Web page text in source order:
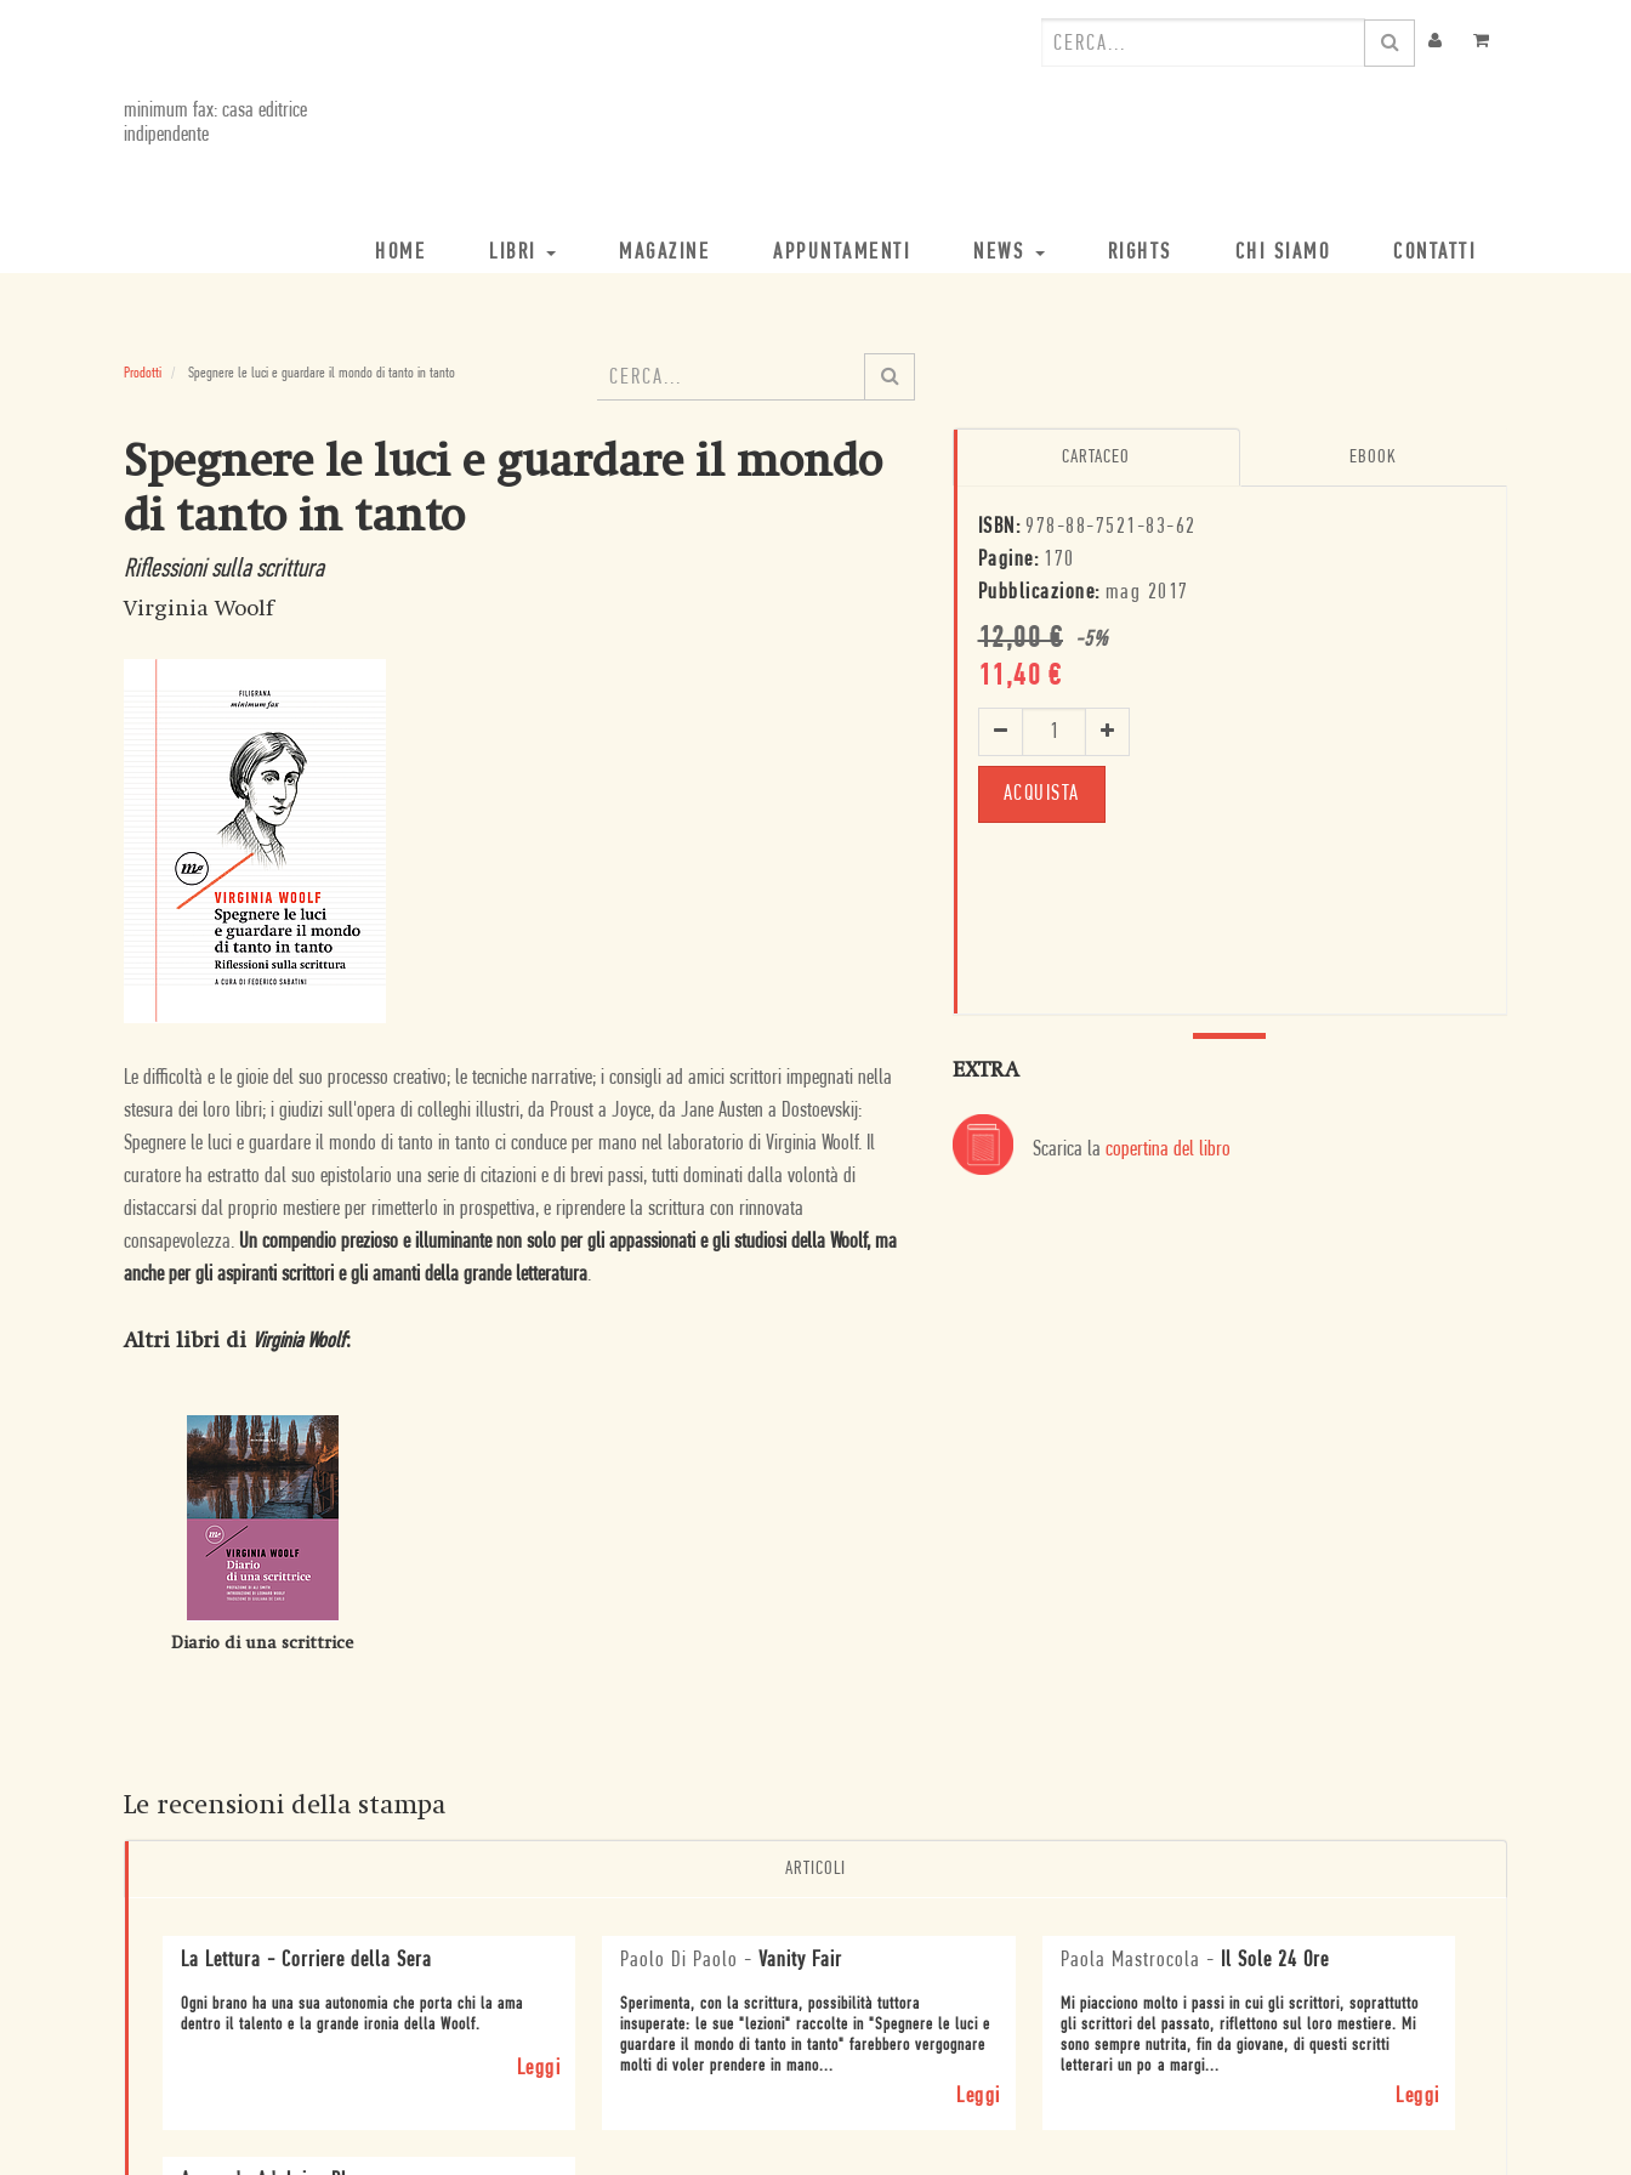
minimum fax: casa editrice
indipendente
HOME LIBRI MAGAZINE APPUNTAMENTI NEWS RIGHTS CHI SIAMO CONTATTI
Prodotti Spegnere le luci e guardare il mondo di tanto in tanto
Spegnere le luci e guardare il mondo
di tanto in tanto
Riflessioni sulla scrittura
Virginia Woolf
Le difficoltà e le gioie del suo processo creativo; le tecniche narrative; i consigli ad amici scrittori impegnati nella
stesura dei loro libri; i giudizi sull'opera di colleghi illustri, da Proust a Joyce, da Jane Austen a Dostoevskij:
Spegnere le luci e guardare il mondo di tanto in tanto ci conduce per mano nel laboratorio di Virginia Woolf. Il
curatore ha estratto dal suo epistolario una serie di citazioni e di brevi passi, tutti dominati dalla volontà di
distaccarsi dal proprio mestiere per rimetterlo in prospettiva, e riprendere la scrittura con rinnovata
consapevolezza. Un compendio prezioso e illuminante non solo per gli appassionati e gli studiosi della Woolf, ma
anche per gli aspiranti scrittori e gli amanti della grande letteratura.
CARTACEO EBOOK
ISBN: 978-88-7521-83-62
Pagine: 170
Pubblicazione: mag 2017
12,00€ -5%
11,40 €
ACQUISTA
EXTRA
Scarica la copertina del libro
Altri libri di Virginia Woolf:
Diario di una scrittrice
Le recensioni della stampa
ARTICOLI
La Lettura - Corriere della Sera
Ogni brano ha una sua autonomia che porta chi la ama
dentro il talento e la grande ironia della Woolf.
Leggi
Paolo Di Paolo -Vanity Fair
Sperimenta, con la scrittura, possibilità tuttora
insuperate: le sue "lezioni" raccolte in "Spegnere le luci e
guardare il mondo di tanto in tanto" farebbero vergognare
molti di voler prendere in mano...
Leggi
Paola Mastrocola - Il Sole 24 Ore
Mi piacciono molto i passi in cui gli scrittori, soprattutto
gli scrittori del passato, riflettono sul loro mestiere. Mi
sono sempre nutrita, fin da giovane, di questi scritti
letterari un po a margi...
Leggi